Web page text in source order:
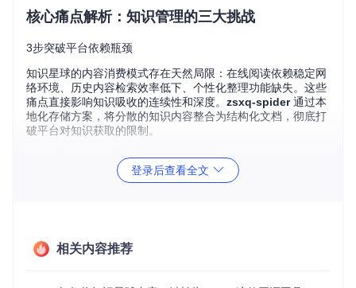
核心痛点解析：知识管理的三大挑战
3步突破平台依赖瓶颈
知识星球的内容消费模式存在天然局限：在线阅读依赖稳定网
络环境、历史内容检索效率低下、个性化整理功能缺失。这些
痛点直接影响知识吸收的连续性和深度。 zsxq-spider通过本
地化存储方案，将分散的知识内容整合为结构化文档，彻底打
破平台对知识获取的限制。
决策矩阵：内容获取策略选择
推荐配置
性能影
ONLY_DIGESTS=False
登录后查看全文
相关内容推荐